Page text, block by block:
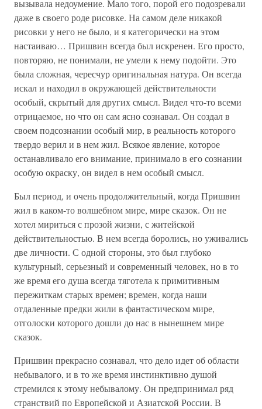
вызывала недоумение. Мало того, порой его подозревали
даже в своего роде рисовке. На самом деле никакой
рисовки у него не было, и я категорически на этом
настаиваю… Пришвин всегда был искренен. Его просто,
повторяю, не понимали, не умели к нему подойти. Это
была сложная, чересчур оригинальная натура. Он всегда
искал и находил в окружающей действительности
особый, скрытый для других смысл. Видел что-то всеми
отрицаемое, но что он сам ясно сознавал. Он создал в
своем подсознании особый мир, в реальность которого
твердо верил и в нем жил. Всякое явление, которое
останавливало его внимание, принимало в его сознании
особую окраску, он видел в нем особый смысл.
Был период, и очень продолжительный, когда Пришвин
жил в каком-то волшебном мире, мире сказок. Он не
хотел мириться с прозой жизни, с житейской
действительностью. В нем всегда боролись, но уживались
две личности. С одной стороны, это был глубоко
культурный, серьезный и современный человек, но в то
же время его душа всегда тяготела к примитивным
пережиткам старых времен; времен, когда наши
отдаленные предки жили в фантастическом мире,
отголоски которого дошли до нас в нынешнем мире
сказок.
Пришвин прекрасно сознавал, что дело идет об области
небывалого, и в то же время инстинктивно душой
стремился к этому небывалому. Он предпринимал ряд
странствий по Европейской и Азиатской России. В